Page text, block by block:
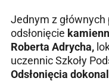
Jednym z
odsłonięcie
Roberta Adrycha,
uczennic Szkoły
Odsłonięcia